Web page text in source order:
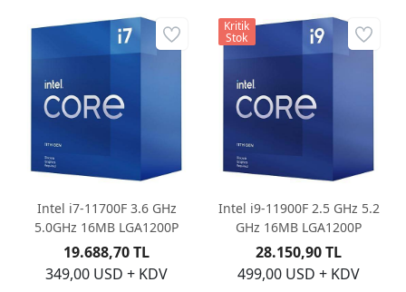
Intel i7-11700F 3.6 GHz
5.0GHz 16MB LGA1200P
349,00 USD + KDV
19.688,70 TL
Intel i9-11900F 2.5 GHz 5.2
GHz 16MB LGA1200P
499,00 USD + KDV
28.150,90 TL
Kritik
Stok